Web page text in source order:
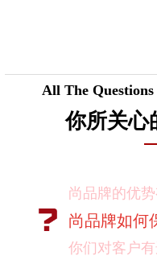
All The
你所关心
尚品牌的优
尚品牌如何
你们对客户有